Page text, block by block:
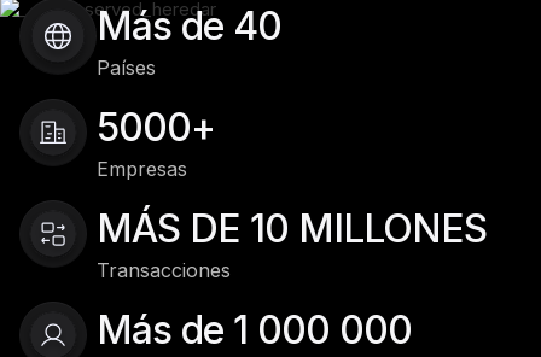
Más de 40
Países
5000+
Empresas
MÁS DE 10 MILLONES
Transacciones
Más de 1 000 000